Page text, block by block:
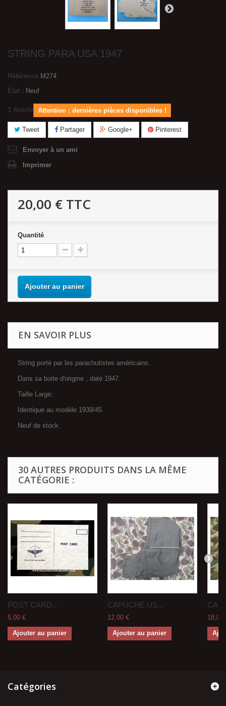
STRING PARA USA 1947
Référence M274
État : Neuf
1 Article Attention : dernières pièces disponibles !
Tweet Partager Google+ Pinterest
Envoyer à un ami
Imprimer
20,00 € TTC
Quantité
Ajouter au panier
EN SAVOIR PLUS
String porté par les parachutistes américains.
Dans sa boite d'origine , daté 1947.
Taille Large;
Identique au modèle 1939/45.
Neuf de stock.
30 AUTRES PRODUITS DANS LA MÊME
CATÉGORIE :
POST CARD...
5,00 €
Ajouter au panier
CAPUCHE US...
12,00 €
Ajouter au panier
CAN
18,00
Catégories